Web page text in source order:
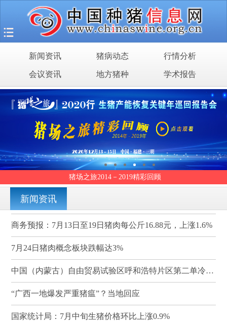
新闻资讯 猪病动态 行情分析
会议资讯 地方猪种 学术报告
猪场之旅2014－2019精彩回顾
新闻资讯
商务预报：7月13日至19日猪肉每公斤16.88元，上涨1.6%
7月24日猪肉概念板块跌幅达3%
中国（内蒙古）自由贸易试验区呼和浩特片区第二单冷冻猪肉发往蒙古国
“广西一地爆发严重猪瘟”？当地回应
国家统计局：7月中旬生猪价格环比上涨0.9%
首页
猪场之旅
新闻资讯
猪病动态
行情分析
会议资讯
地方猪种